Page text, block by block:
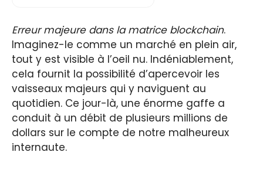
Erreur majeure dans la matrice blockchain.
Imaginez-le comme un marché en plein air,
tout y est visible à l’oeil nu. Indéniablement,
cela fournit la possibilité d’apercevoir les
vaisseaux majeurs qui y naviguent au
quotidien. Ce jour-là, une énorme gaffe a
conduit à un débit de plusieurs millions de
dollars sur le compte de notre malheureux
internaute.